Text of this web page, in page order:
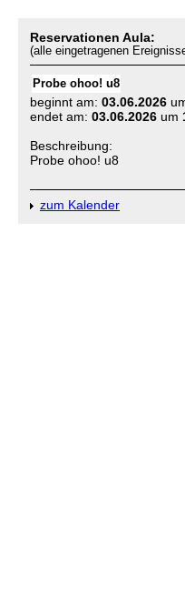
Reservationen Aula:
(alle eingetragenen
Probe ohoo! u8
beginnt am: 03.06.2026
endet am: 03.06.2026 um
Beschreibung:
Probe ohoo! u8
zum Kalender